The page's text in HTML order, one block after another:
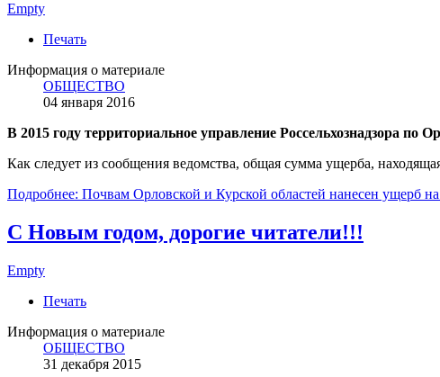
Empty
Печать
Информация о материале
ОБЩЕСТВО
04 января 2016
В 2015 году территориальное управление Россельхознадзора
Как следует из сообщения ведомства, общая сумма ущерба,
Подробнее: Почвам Орловской и Курской областей нанесен ущерб
С Новым годом, дорогие читатели!!!
Empty
Печать
Информация о материале
ОБЩЕСТВО
31 декабря 2015